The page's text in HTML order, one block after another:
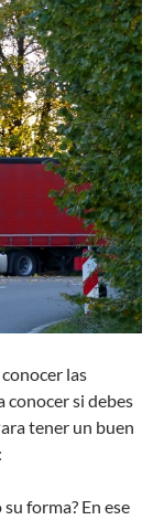
las
conocer si debes
tener un buen
forma? En ese